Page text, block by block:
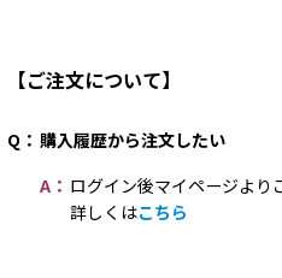
【ご注文について】
Q： 購入履歴から注文したい
A： ログイン後マイページよ
詳しくはこちら